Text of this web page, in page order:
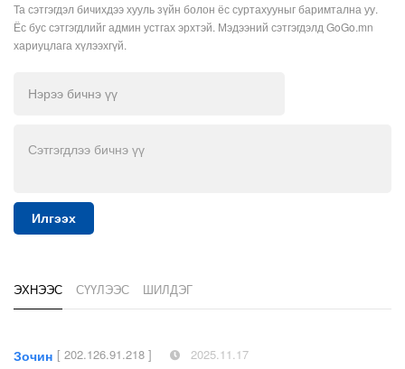
Та сэтгэгдэл бичихдээ хууль зүйн болон ёс суртахууныг баримтална уу.
Ёс бус сэтгэгдлийг админ устгах эрхтэй. Мэдээний сэтгэгдэлд GoGo.mn
хариуцлага хүлээхгүй.
Илгээх
ЭХНЭЭС СҮҮЛЭЭС ШИЛДЭГ
Зочин [ 202.126.91.218 ] 2025.11.17